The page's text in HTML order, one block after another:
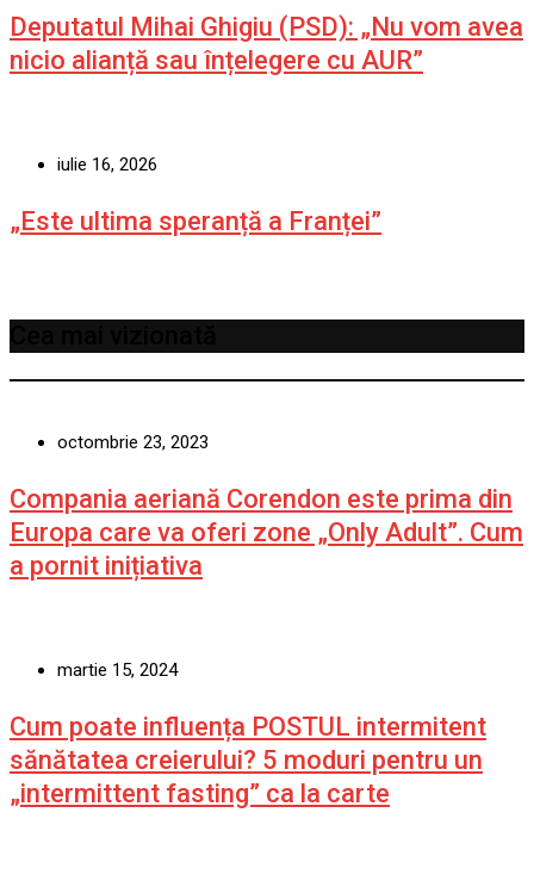
Deputatul Mihai Ghigiu (PSD): „Nu vom avea
nicio alianță sau înțelegere cu AUR”
iulie 16, 2026
„Este ultima speranță a Franței”
octombrie 23, 2023
Compania aeriană Corendon este prima din
Europa care va oferi zone „Only Adult”. Cum
a pornit inițiativa
martie 15, 2024
Cum poate influența POSTUL intermitent
sănătatea creierului? 5 moduri pentru un
„intermittent fasting” ca la carte